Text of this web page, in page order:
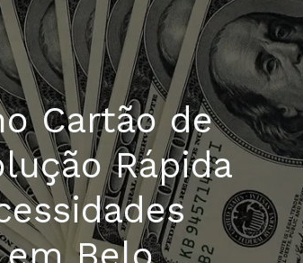
Cartão de
Rápida